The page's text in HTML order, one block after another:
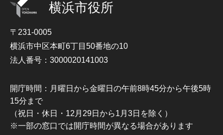
横浜市役所
〒231-0005
横浜市中区本町6丁目50番地の10
法人番号：3000020141003
開庁時間：月曜日から金曜日の午前8時45分から午後5時
15分まで
（祝日・休日・12月29日から1月3日を除く）
※一部の窓口では開庁時間が異なる場合があります